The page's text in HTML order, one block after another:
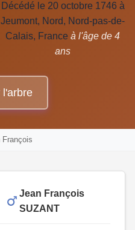
Décédé le 20 octobre 1746 à
Jeumont, Nord, Nord-pas-de-
Calais, France à l'âge de 4
ans
l'arbre
François
Jean François
SUZANT